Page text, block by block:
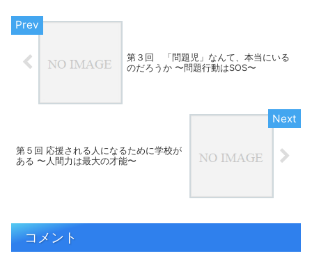
第３回 「問題児」なんて、本当にいる
のだろうか 〜問題行動はSOS〜
第５回 応援される人になるために学校が
ある 〜人間力は最大の才能〜
コメント